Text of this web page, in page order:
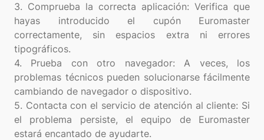
3. Comprueba la correcta aplicación: Verifica que
hayas introducido el cupón Euromaster
correctamente, sin espacios extra ni errores
tipográficos.
4. Prueba con otro navegador: A veces, los
problemas técnicos pueden solucionarse fácilmente
cambiando de navegador o dispositivo.
5. Contacta con el servicio de atención al cliente: Si
el problema persiste, el equipo de Euromaster
estará encantado de ayudarte.